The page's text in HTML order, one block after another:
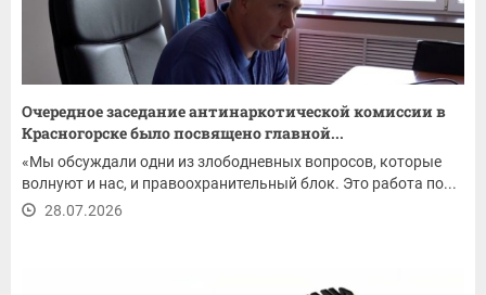
Очередное заседание антинаркотической комиссии в
Красногорске было посвящено главной...
«Мы обсуждали одни из злободневных вопросов, которые
волнуют и нас, и правоохранительный блок. Это работа по...
28.07.2026